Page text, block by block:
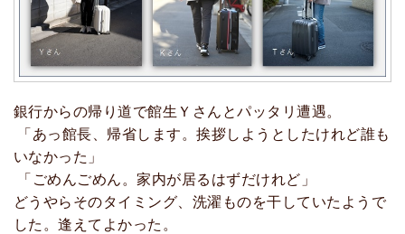
銀行からの帰り道で館生Ｙさんとパッタリ遭遇。
「あっ館長、帰省します。挨拶しようとしたけれど誰も
いなかった」
「ごめんごめん。家内が居るはずだけれど」
どうやらそのタイミング、洗濯ものを干していたようで
した。逢えてよかった。